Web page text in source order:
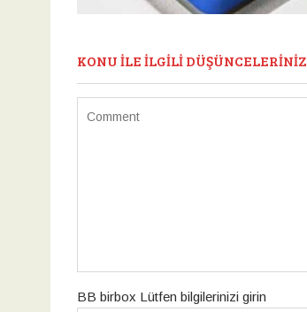
KONU ILE ILGILI DÜŞÜNCELERINIZ
BB birbox Lütfen bilgilerinizi girin